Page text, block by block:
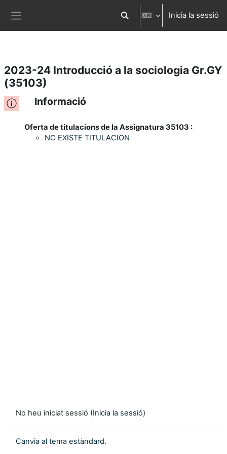
Ves al contingut principal Commuta l'entrada de la cerca
Inicia la sessió
2023-24 Introducció a la sociologia Gr.GY
(35103)
Informació
Oferta de titulacions de la Assignatura 35103 :
NO EXISTE TITULACION
No heu iniciat sessió (Inicia la sessió)
Canvia al tema estàndard.